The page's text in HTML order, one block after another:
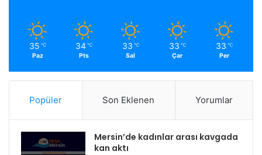
35 ℃
Paz
34 ℃
Pts
33 ℃
Sal
33 ℃
Çar
33 ℃
Per
Popüler Son Eklenen Yorumlar
Mersin’de kadınlar arası kavgada
kan aktı